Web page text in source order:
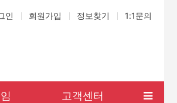
인 회원가입 정보찾기 1:1문의
고객센터